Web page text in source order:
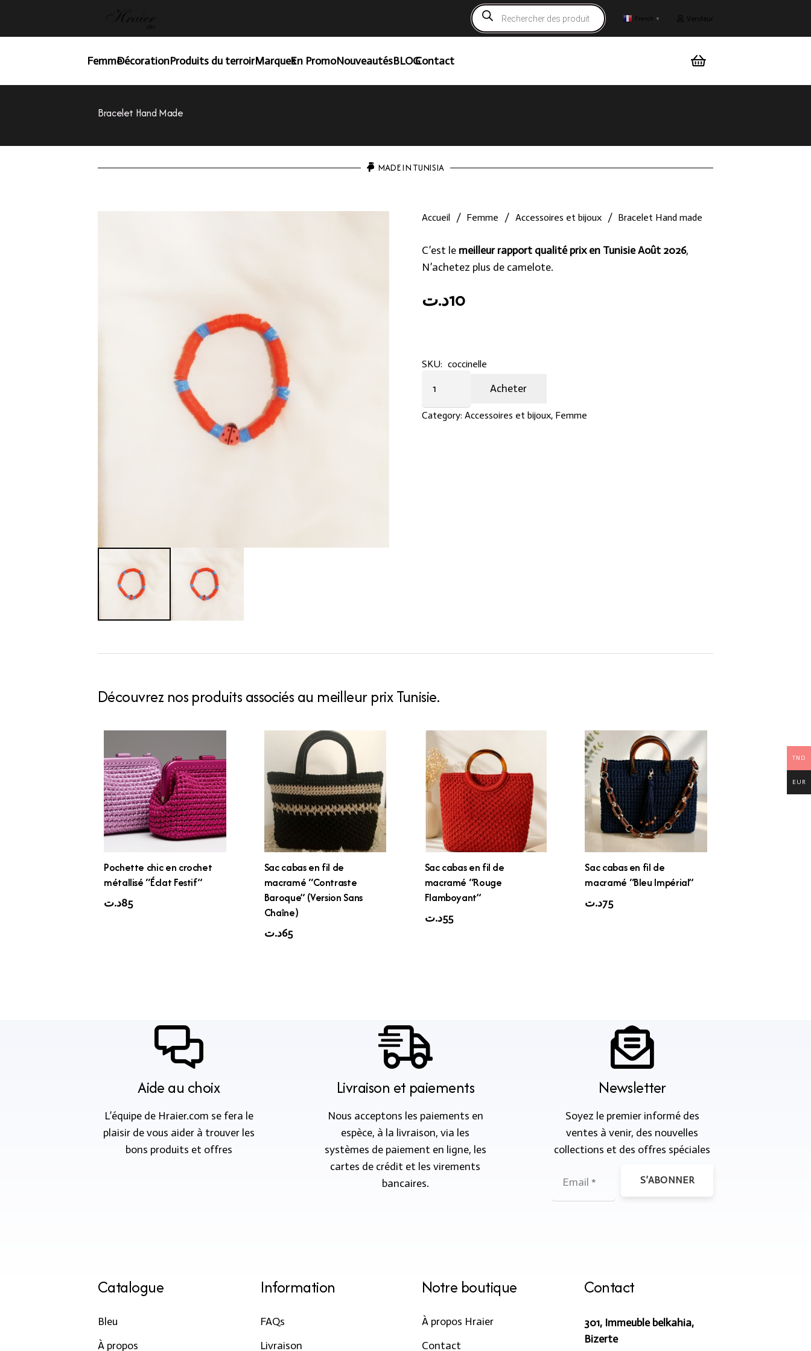
Recherche
de
produits
French ▼ Vendeur
FemmeDécorationProduits du terroirMarquesEn PromoNouveautésBLOGContact
Bracelet Hand Made
MADE IN TUNISIA
Accueil / Femme / Accessoires et bijoux / Bracelet Hand made
C’est le meilleur rapport qualité prix en Tunisie Août 2026,
N’achetez plus de camelote.
10د.ت
SKU: coccinelle
Hand
made
Acheter
Category: Accessoires et bijoux, Femme
Découvrez nos produits associés au meilleur prix Tunisie.
Pochette chic en crochet
métallisé “Éclat Festif”
85د.ت
Sac cabas en fil de
macramé “Contraste
Baroque” (Version Sans
Chaîne)
65د.ت
Sac cabas en fil de
macramé “Rouge
Flamboyant”
55د.ت
Sac cabas en fil de
macramé “Bleu Impérial”
75د.ت
Aide au choix
L’équipe de Hraier.com se fera le
plaisir de vous aider à trouver les
bons produits et offres
Livraison et paiements
Nous acceptons les paiements en
espèce, à la livraison, via les
systèmes de paiement en ligne, les
cartes de crédit et les virements
bancaires.
Newsletter
Soyez le premier informé des
ventes à venir, des nouvelles
collections et des offres spéciales
S’ABONNER
Catalogue
Bleu
À propos
Information
FAQs
Livraison
Notre boutique
À propos Hraier
Contact
Contact
301, Immeuble belkahia,
Bizerte
TND
EUR